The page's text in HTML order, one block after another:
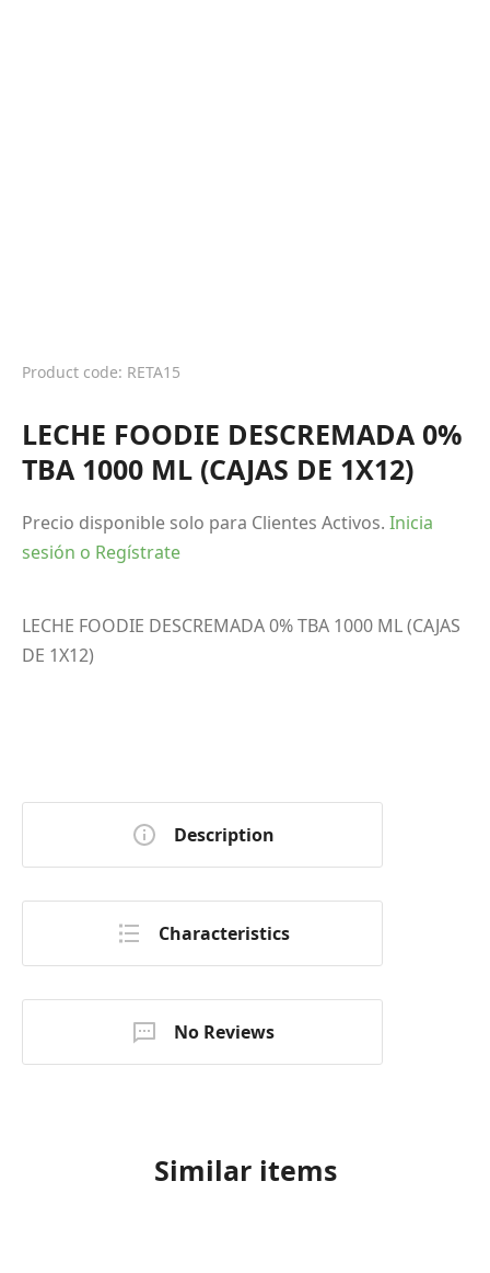
Product code: RETA15
LECHE FOODIE DESCREMADA 0%
TBA 1000 ML (CAJAS DE 1X12)
Precio disponible solo para Clientes Activos. Inicia
sesión o Regístrate
LECHE FOODIE DESCREMADA 0% TBA 1000 ML (CAJAS
DE 1X12)
Description
Characteristics
No Reviews
Similar items